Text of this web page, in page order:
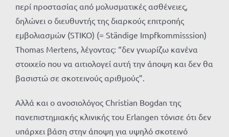
περί προστασίας από μολυσματικές ασθένειες,
δηλώνει ο διευθυντής της διαρκούς επιτροπής
εμβολιασμών (STIKO) (= Ständige Impfkommisssion)
Thomas Mertens, λέγοντας: “δεν γνωρίζω κανένα
στοιχείο που να αιτιολογεί αυτή την άποψη και δεν θα
βασιστώ σε σκοτεινούς αριθμούς”.
Αλλά και ο ανοσιολόγος Christian Bogdan της
πανεπιστημιακής κλινικής του Erlangen τόνισε ότι δεν
υπάρχει βάση στην άποψη για υψηλό σκοτεινό